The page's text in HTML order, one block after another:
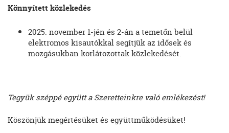
Könnyített közlekedés
2025. november 1-jén és 2-án a temetőn belül
elektromos kisautókkal segítjük az idősek és
mozgásukban korlátozottak közlekedését.
Tegyük széppé együtt a Szeretteinkre való emlékezést!
Köszönjük megértésüket és együttműködésüket!